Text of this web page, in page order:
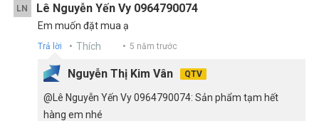
LN Lê Nguyễn Yến Vy 0964790074
Em muốn đặt mua ạ
Trả lời Thích 5 năm trước
Nguyễn Thị Kim Vân QTV
@Lê Nguyễn Yến Vy 0964790074: Sản phẩm tạm hết
hàng em nhé